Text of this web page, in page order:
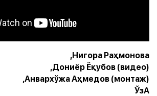
Нигора Раҳмонова,
Дониёр Ёқубов (видео),
Анвархўжа Аҳмедов (монтаж),
ЎзА